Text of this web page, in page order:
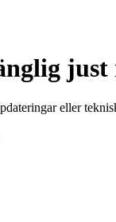
just
eller